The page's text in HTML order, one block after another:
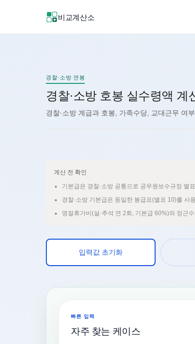
비교계산소
경찰·소방 연봉
경찰·소방 호봉 실수령액 계
경찰·소방 계급과 호봉, 가족수당, 교대근무 여
계산 전 확인
기본급은 경찰·소방 공통으로 공무원보수규정 별
경찰·소방 기본급은 동일한 봉급표(별표 10)를 사
명절휴가비(설·추석 연 2회, 기본급 60%)와 정근
입력값 초기화
빠른 입력
자주 찾는 케이스